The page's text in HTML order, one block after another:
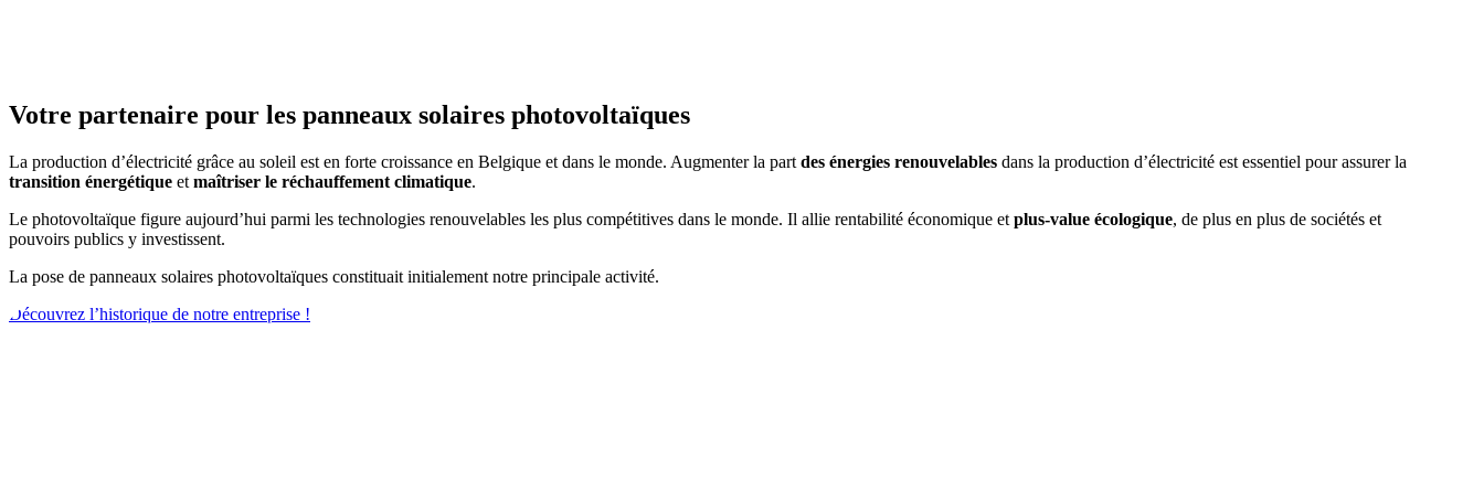
Votre partenaire pour les panneaux solaires photovoltaïques
La production d’électricité grâce au soleil est en forte croissance en Belgique et dans le monde. Augmenter la part des énergies renouvelables dans la production d’électricité est essentiel pour assurer la
transition énergétique et maîtriser le réchauffement climatique.
Le photovoltaïque figure aujourd’hui parmi les technologies renouvelables les plus compétitives dans le monde. Il allie rentabilité économique et plus-value écologique, de plus en plus de sociétés et
pouvoirs publics y investissent.
La pose de panneaux solaires photovoltaïques constituait initialement notre principale activité.
Découvrez l’historique de notre entreprise !